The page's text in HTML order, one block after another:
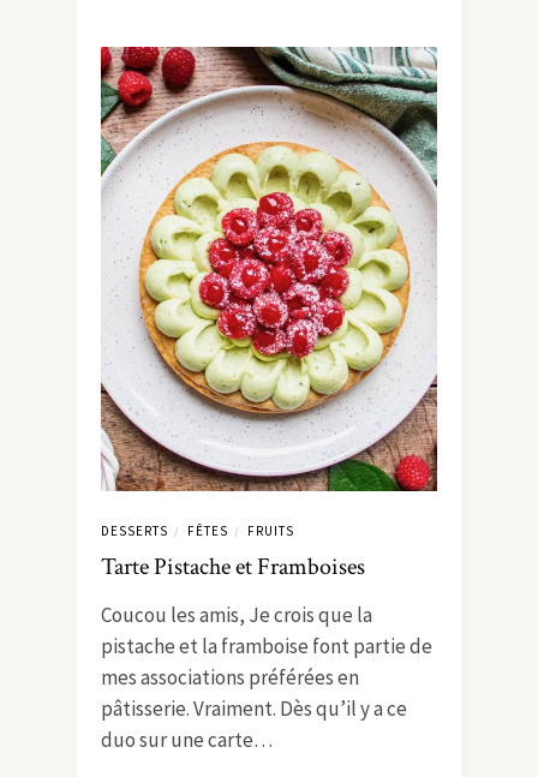
DESSERTS / FÊTES / FRUITS
Tarte Pistache et Framboises
Coucou les amis, Je crois que la
pistache et la framboise font partie de
mes associations préférées en
pâtisserie. Vraiment. Dès qu’il y a ce
duo sur une carte…